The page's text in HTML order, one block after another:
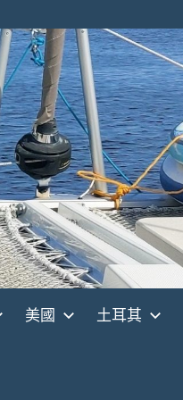
美國 土耳其